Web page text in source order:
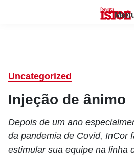
Uncategorized
Injeção de ânimo
Depois de um ano
da pandemia de Covid, InCor
estimular sua equipe na linha